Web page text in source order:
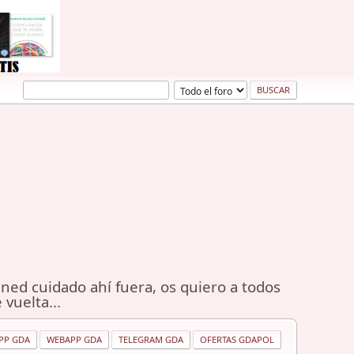
cuidado ahí fuera, os quiero a todos
vuelta...
GDA WEBAPP GDA TELEGRAM GDA OFERTAS GDAPOL